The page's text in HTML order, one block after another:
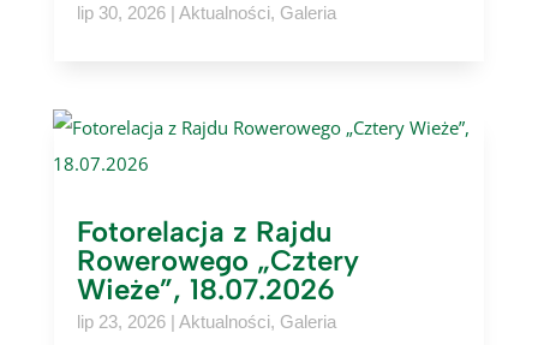
lip 30, 2026| Aktualności, Galeria
Fotorelacja z Rajdu
Rowerowego „Cztery
Wieże”, 18.07.2026
lip 23, 2026| Aktualności, Galeria